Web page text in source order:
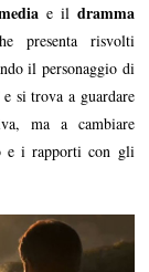
e il dramma
presenta risvolti
il personaggio di
si trova a guardare
ma a cambiare
e i rapporti con gli